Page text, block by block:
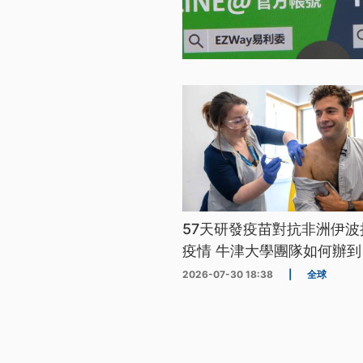
57天研發疫苗對抗非洲伊
疫情 牛津大學團隊如何辦
2026-07-30 18:38 全球